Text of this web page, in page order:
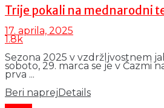
Trije pokali na mednarodni
17. aprila, 2025
1.8k
Sezona 2025 v vzdržljvostnem
soboto, 29. marca se je v Čazmi
prva ...
Beri naprej Details